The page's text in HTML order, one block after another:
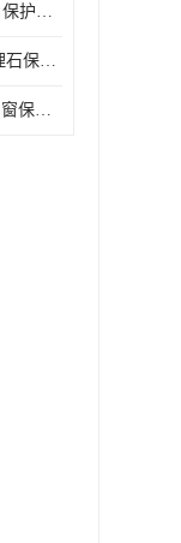
门窗保护膜铝塑板黑白保护膜外墙保温板保护膜
ABS塑料板保护膜 大理石保护膜 缠鱼竿保护膜
pe带胶保护膜铝合金门窗保护不锈钢板保护膜大理石建筑材料保护